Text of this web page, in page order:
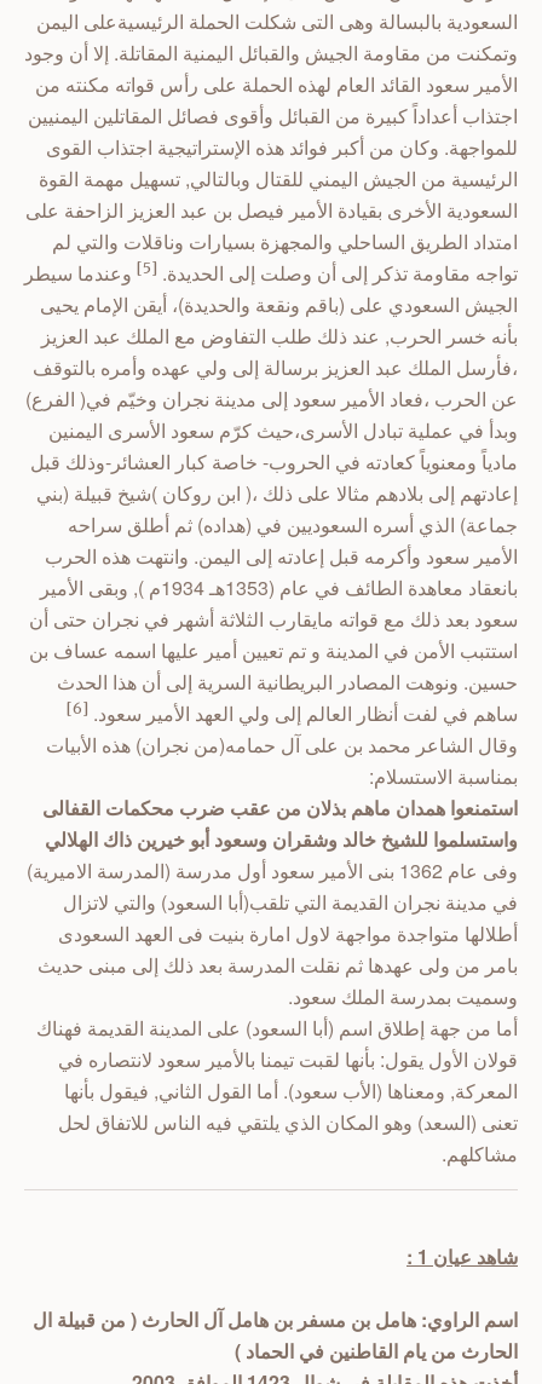
السعودية بالبسالة وهى التى شكلت الحملة الرئيسيةعلى اليمن
وتمكنت من مقاومة الجيش والقبائل اليمنية المقاتلة. إلا أن وجود
الأمير سعود القائد العام لهذه الحملة على رأس قواته مكنته من
اجتذاب أعداداً كبيرة من القبائل وأقوى فصائل المقاتلين اليمنيين
للمواجهة. وكان من أكبر فوائد هذه الإستراتيجية اجتذاب القوى
الرئيسية من الجيش اليمني للقتال وبالتالي, تسهيل مهمة القوة
السعودية الأخرى بقيادة الأمير فيصل بن عبد العزيز الزاحفة على
امتداد الطريق الساحلي والمجهزة بسيارات وناقلات والتي لم
تواجه مقاومة تذكر إلى أن وصلت إلى الحديدة. [5]
وعندما سيطر
الجيش السعودي على (باقم ونقعة والحديدة)، أيقن الإمام يحيى
بأنه خسر الحرب, عند ذلك طلب التفاوض مع الملك عبد العزيز
،فأرسل الملك عبد العزيز برسالة إلى ولي عهده وأمره بالتوقف
عن الحرب ،فعاد الأمير سعود إلى مدينة نجران وخيّم في( الفرع)
وبدأ في عملية تبادل الأسرى،حيث كرّم سعود الأسرى اليمنين
مادياً ومعنوياً كعادته في الحروب- خاصة كبار العشائر-وذلك قبل
إعادتهم إلى بلادهم مثالا على ذلك ،( ابن روكان )شيخ قبيلة (بني
جماعة) الذي أسره السعوديين في (هداده) ثم أطلق سراحه
الأمير سعود وأكرمه قبل إعادته إلى اليمن. وانتهت هذه الحرب
بانعقاد معاهدة الطائف في عام (1353هـ 1934م ), وبقى الأمير
سعود بعد ذلك مع قواته مايقارب الثلاثة أشهر في نجران حتى أن
استتبب الأمن في المدينة و تم تعيين أمير عليها اسمه عساف بن
حسين. ونوهت المصادر البريطانية السرية إلى أن هذا الحدث
ساهم في لفت أنظار العالم إلى ولي العهد الأمير سعود. [6]
وقال الشاعر محمد بن على آل حمامه(من نجران) هذه الأبيات
بمناسبة الاستسلام:
استمنعوا همدان ماهم بذلان من عقب ضرب محكمات القفالى
واستسلموا للشيخ خالد وشقران وسعود أبو خيرين ذاك الهلالي
وفى عام 1362 بنى الأمير سعود أول مدرسة (المدرسة الاميرية)
في مدينة نجران القديمة التي تلقب(أبا السعود) والتي لاتزال
أطلالها متواجدة مواجهة لاول امارة بنيت فى العهد السعودى
بامر من ولى عهدها ثم نقلت المدرسة بعد ذلك إلى مبنى حديث
وسميت بمدرسة الملك سعود.
أما من جهة إطلاق اسم (أبا السعود) على المدينة القديمة فهناك
قولان الأول يقول: بأنها لقبت تيمنا بالأمير سعود لانتصاره في
المعركة, ومعناها (الأب سعود). أما القول الثاني, فيقول بأنها
تعنى (السعد) وهو المكان الذي يلتقي فيه الناس للاتفاق لحل
مشاكلهم.
شاهد عيان 1 :
اسم الراوي: هامل بن مسفر بن هامل آل الحارث ( من قبيلة ال
الحارث من يام القاطنين في الحماد )